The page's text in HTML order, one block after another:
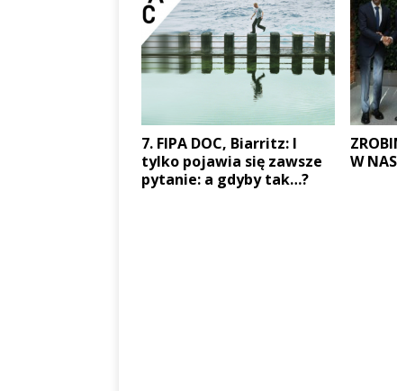
7. FIPA DOC, Biarritz: I
tylko pojawia się zawsze
pytanie: a gdyby tak…?
W